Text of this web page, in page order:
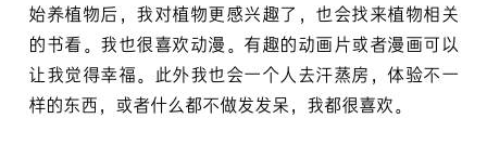
始养植物后，我对植物更感兴趣了，也会找来植物相关
的书看。我也很喜欢动漫。有趣的动画片或者漫画可以
让我觉得幸福。此外我也会一个人去汗蒸房，体验不一
样的东西，或者什么都不做发发呆，我都很喜欢。